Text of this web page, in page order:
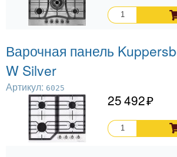
Варочная панель
W Silver
Артикул: 6025
25 492